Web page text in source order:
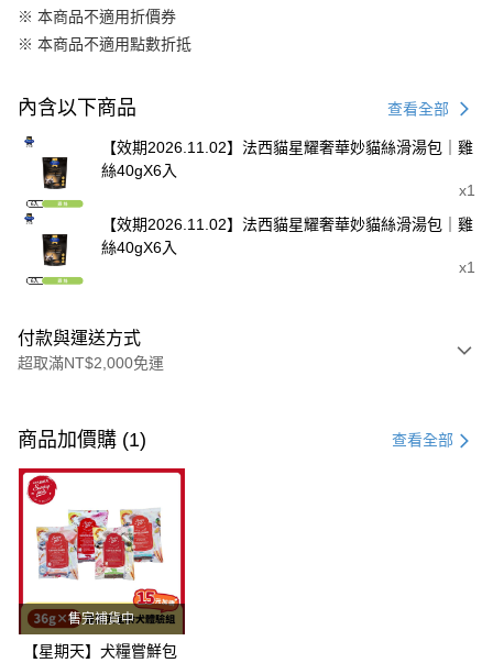
※ 本商品不適用折價券
※ 本商品不適用點數折抵
內含以下商品 查看全部
【效期2026.11.02】法西貓星耀奢華妙貓絲滑湯包｜雞
絲40gX6入
x1
【效期2026.11.02】法西貓星耀奢華妙貓絲滑湯包｜雞
絲40gX6入
x1
付款與運送方式
超取滿NT$2,000免運
信用卡一次付款
超商取貨付款
LINE Pay
Apple Pay
街口支付
悠遊付
商品加價購 (1) 查看全部
售完補貨中
【星期天】犬糧嘗鮮包